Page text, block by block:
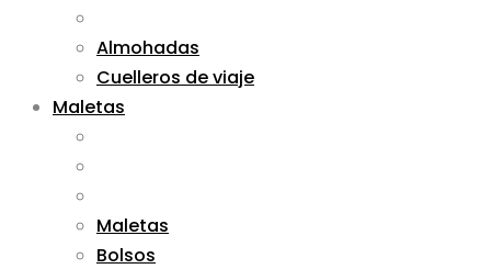
Almohadas
Cuelleros de viaje
Maletas
Maletas
Bolsos